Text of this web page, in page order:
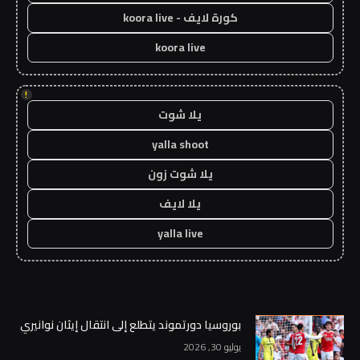
كورة لايف - koora live
koora live
!
يلا شوت
yalla shoot
يلا شوت زون
يلا لايف
yalla live
بوروسيا دورتموند يتطلع إلى انتقال إيثان نوانيري
يوليو 30, 2026